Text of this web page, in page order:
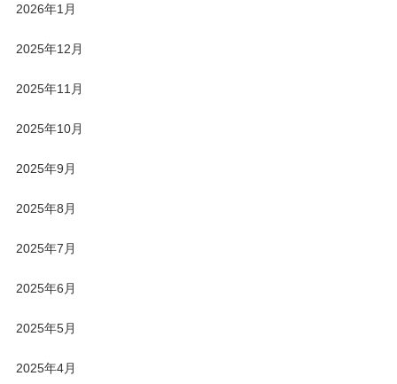
2026年1月
2025年12月
2025年11月
2025年10月
2025年9月
2025年8月
2025年7月
2025年6月
2025年5月
2025年4月